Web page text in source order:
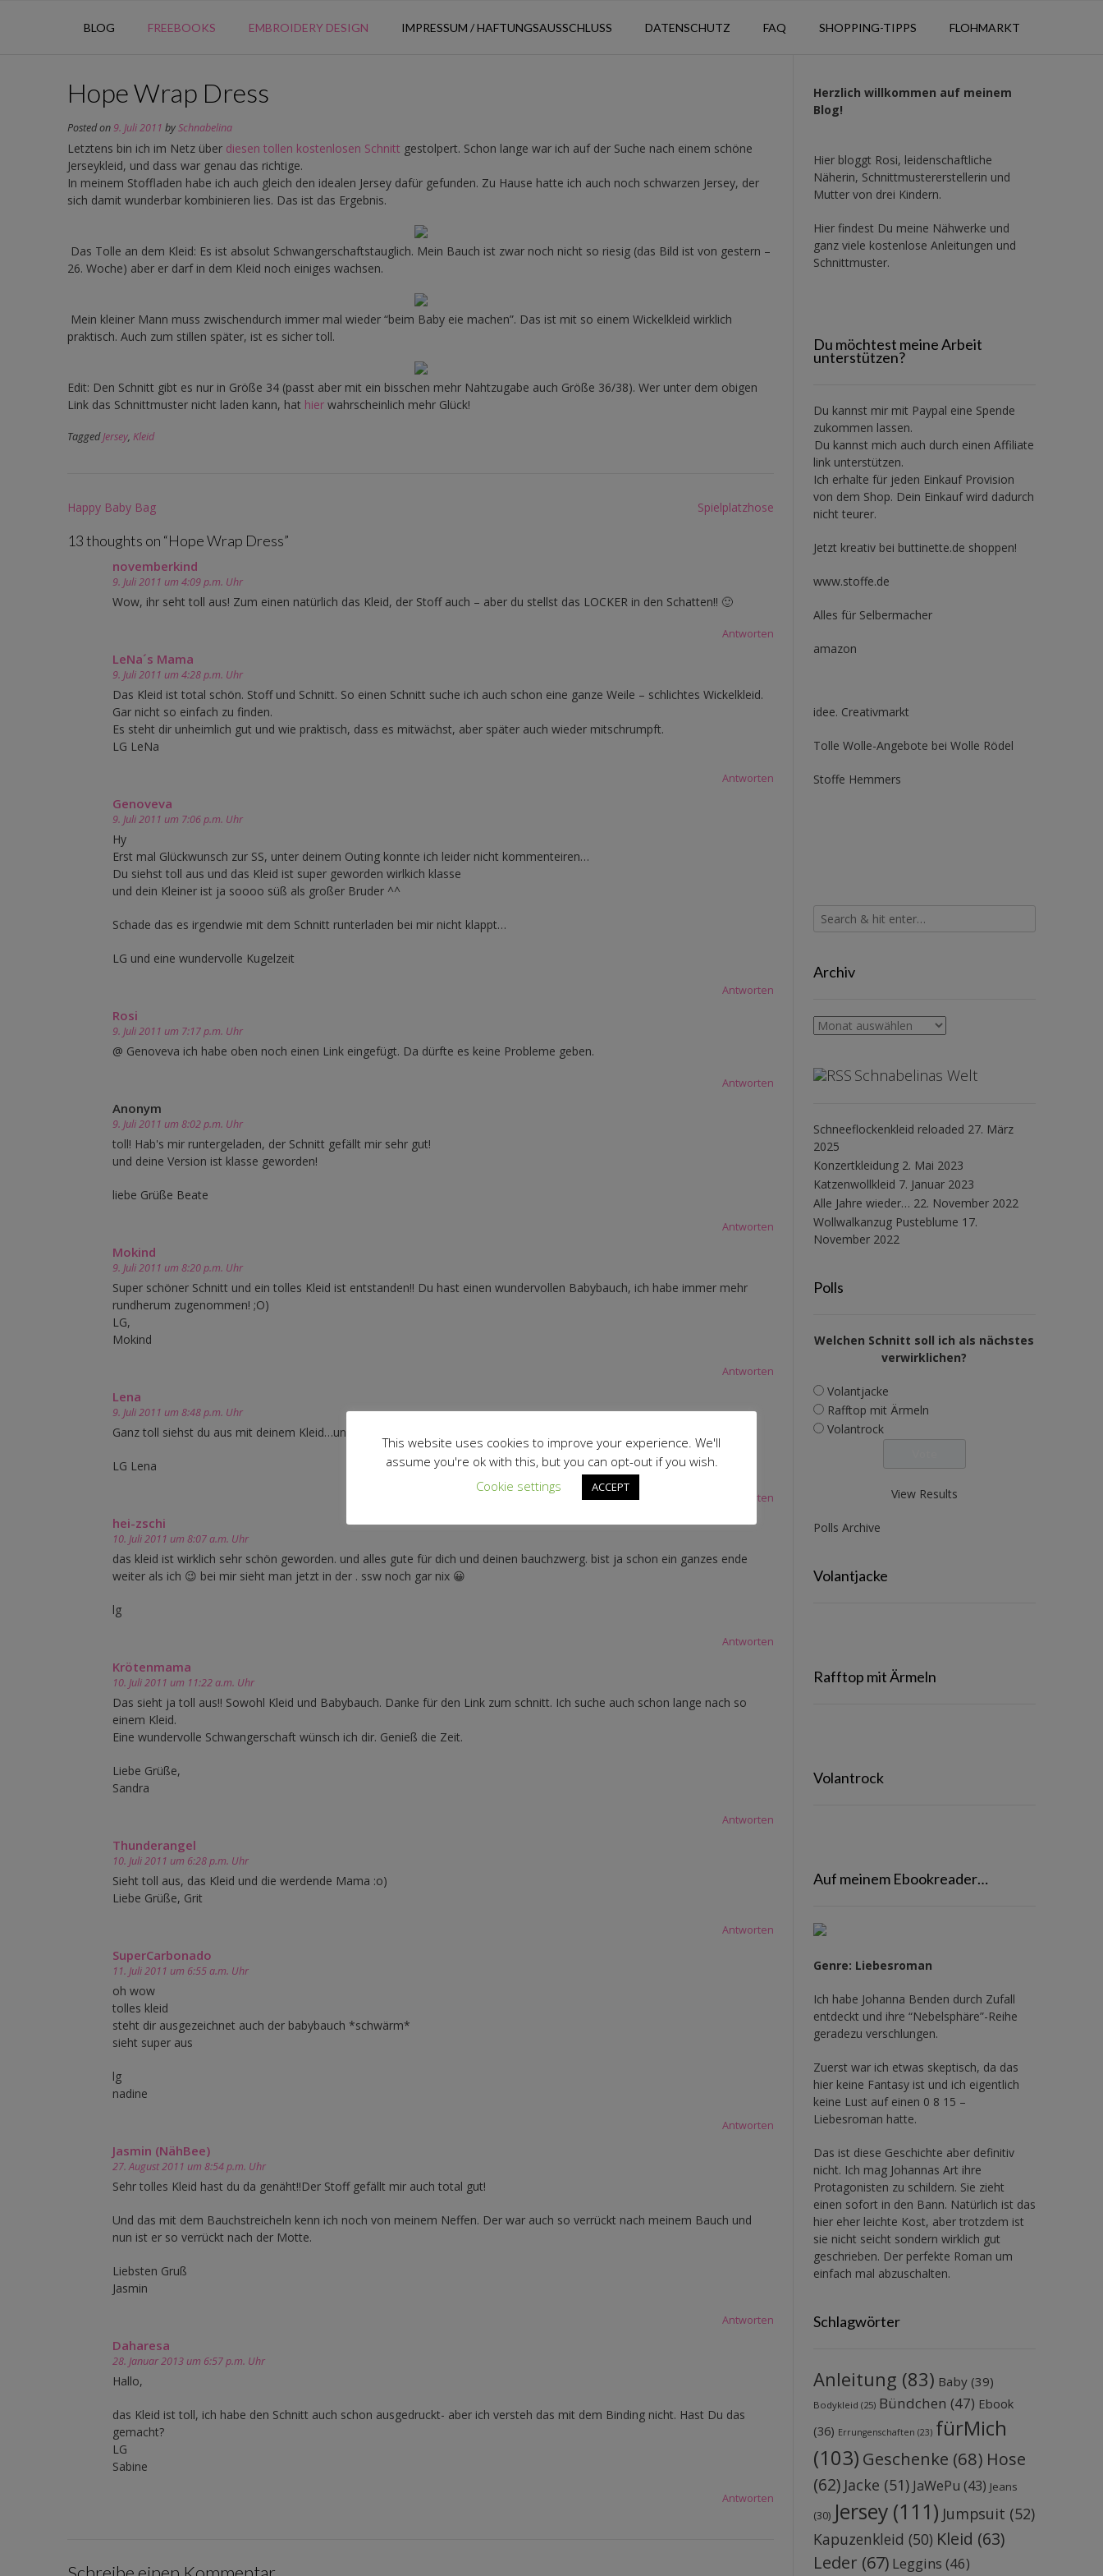
BLOG FREEBOOKS EMBROIDERY DESIGN IMPRESSUM / HAFTUNGSAUSSCHLUSS DATENSCHUTZ FAQ SHOPPING-TIPPS FLOHMARKT
Hope Wrap Dress
Posted on9. Juli 2011 bySchnabelina
Letztens bin ich im Netz über diesen tollen kostenlosen Schnitt gestolpert. Schon lange war ich auf der Suche nach einem schöne
Jerseykleid, und dass war genau das richtige.
In meinem Stoffladen habe ich auch gleich den idealen Jersey dafür gefunden. Zu Hause hatte ich auch noch schwarzen Jersey, der
sich damit wunderbar kombinieren lies. Das ist das Ergebnis.
Das Tolle an dem Kleid: Es ist absolut Schwangerschaftstauglich. Mein Bauch ist zwar noch nicht so riesig (das Bild ist von gestern –
26. Woche) aber er darf in dem Kleid noch einiges wachsen.
Mein kleiner Mann muss zwischendurch immer mal wieder “beim Baby eie machen”. Das ist mit so einem Wickelkleid wirklich
praktisch. Auch zum stillen später, ist es sicher toll.
Edit: Den Schnitt gibt es nur in Größe 34 (passt aber mit ein bisschen mehr Nahtzugabe auch Größe 36/38). Wer unter dem obigen
Link das Schnittmuster nicht laden kann, hat hier wahrscheinlich mehr Glück!
TaggedJersey, Kleid
Post
Happy Baby Bag Spielplatzhose
13 thoughts on “Hope Wrap Dress”
novemberkind
9. Juli 2011 um 4:09 p.m. Uhr
Wow, ihr seht toll aus! Zum einen natürlich das Kleid, der Stoff auch – aber du stellst das LOCKER in den Schatten!! 🙂
Antworten
LeNa´s Mama
9. Juli 2011 um 4:28 p.m. Uhr
Das Kleid ist total schön. Stoff und Schnitt. So einen Schnitt suche ich auch schon eine ganze Weile – schlichtes Wickelkleid.
Gar nicht so einfach zu finden.
Es steht dir unheimlich gut und wie praktisch, dass es mitwächst, aber später auch wieder mitschrumpft.
LG LeNa
Antworten
Genoveva
9. Juli 2011 um 7:06 p.m. Uhr
Hy
Erst mal Glückwunsch zur SS, unter deinem Outing konnte ich leider nicht kommenteiren…
Du siehst toll aus und das Kleid ist super geworden wirlkich klasse
und dein Kleiner ist ja soooo süß als großer Bruder ^^
Schade das es irgendwie mit dem Schnitt runterladen bei mir nicht klappt…
LG und eine wundervolle Kugelzeit
Antworten
Rosi
9. Juli 2011 um 7:17 p.m. Uhr
@ Genoveva ich habe oben noch einen Link eingefügt. Da dürfte es keine Probleme geben.
Antworten
Anonym
9. Juli 2011 um 8:02 p.m. Uhr
toll! Hab's mir runtergeladen, der Schnitt gefällt mir sehr gut!
und deine Version ist klasse geworden!
liebe Grüße Beate
Antworten
Mokind
9. Juli 2011 um 8:20 p.m. Uhr
Super schöner Schnitt und ein tolles Kleid ist entstanden!! Du hast einen wundervollen Babybauch, ich habe immer mehr
rundherum zugenommen! ;O)
LG,
Mokind
Antworten
Lena
9. Juli 2011 um 8:48 p.m. Uhr
Ganz toll siehst du aus mit deinem Kleid…und dem süßen Babybäuchlein 🙂
LG Lena
Antworten
hei-zschi
10. Juli 2011 um 8:07 a.m. Uhr
das kleid ist wirklich sehr schön geworden. und alles gute für dich und deinen bauchzwerg. bist ja schon ein ganzes ende
weiter als ich 😉 bei mir sieht man jetzt in der . ssw noch gar nix 😀
lg
Antworten
Krötenmama
10. Juli 2011 um 11:22 a.m. Uhr
Das sieht ja toll aus!! Sowohl Kleid und Babybauch. Danke für den Link zum schnitt. Ich suche auch schon lange nach so
einem Kleid.
Eine wundervolle Schwangerschaft wünsch ich dir. Genieß die Zeit.
Liebe Grüße,
Sandra
Antworten
Thunderangel
10. Juli 2011 um 6:28 p.m. Uhr
Sieht toll aus, das Kleid und die werdende Mama :o)
Liebe Grüße, Grit
Antworten
SuperCarbonado
11. Juli 2011 um 6:55 a.m. Uhr
oh wow
tolles kleid
steht dir ausgezeichnet auch der babybauch *schwärm*
sieht super aus
lg
nadine
Antworten
Jasmin (NähBee)
27. August 2011 um 8:54 p.m. Uhr
Sehr tolles Kleid hast du da genäht!!Der Stoff gefällt mir auch total gut!
Und das mit dem Bauchstreicheln kenn ich noch von meinem Neffen. Der war auch so verrückt nach meinem Bauch und
nun ist er so verrückt nach der Motte.
Liebsten Gruß
Jasmin
Antworten
Daharesa
28. Januar 2013 um 6:57 p.m. Uhr
Hallo,
das Kleid ist toll, ich habe den Schnitt auch schon ausgedruckt- aber ich versteh das mit dem Binding nicht. Hast Du das
gemacht?
LG
Sabine
Antworten
Herzlich willkommen auf meinem
Blog!
Hier bloggt Rosi, leidenschaftliche
Näherin, Schnittmustererstellerin und
Mutter von drei Kindern.
Hier findest Du meine Nähwerke und
ganz viele kostenlose Anleitungen und
Schnittmuster.
Du möchtest meine Arbeit
unterstützen?
Du kannst mir mit Paypal eine Spende
zukommen lassen.
Du kannst mich auch durch einen Affiliate
link unterstützen.
Ich erhalte für jeden Einkauf Provision
von dem Shop. Dein Einkauf wird dadurch
nicht teurer.
Jetzt kreativ bei buttinette.de shoppen!
www.stoffe.de
Alles für Selbermacher
amazon
idee. Creativmarkt
Tolle Wolle-Angebote bei Wolle Rödel
Stoffe Hemmers
Archiv
Archiv
Schnabelinas Welt
Schneeflockenkleid reloaded 27. März
2025
Konzertkleidung 2. Mai 2023
Katzenwollkleid 7. Januar 2023
Alle Jahre wieder… 22. November 2022
Wollwalkanzug Pusteblume 17.
November 2022
Polls
Welchen Schnitt soll ich als nächstes
verwirklichen?
Volantjacke
Rafftop mit Ärmeln
Volantrock
View Results
Polls Archive
Volantjacke
Rafftop mit Ärmeln
Volantrock
Auf meinem Ebookreader…
Genre: Liebesroman
Ich habe Johanna Benden durch Zufall
entdeckt und ihre “Nebelsphäre”-Reihe
geradezu verschlungen.
Zuerst war ich etwas skeptisch, da das
hier keine Fantasy ist und ich eigentlich
keine Lust auf einen 0 8 15 –
Liebesroman hatte.
Das ist diese Geschichte aber definitiv
nicht. Ich mag Johannas Art ihre
Protagonisten zu schildern. Sie zieht
einen sofort in den Bann. Natürlich ist das
hier eher leichte Kost, aber trotzdem ist
sie nicht seicht sondern wirklich gut
geschrieben. Der perfekte Roman um
einfach mal abzuschalten.
Schlagwörter
Anleitung (83) Baby(39)
Bodykleid (25) Bündchen (47) Ebook
(36) Errungenschaften (23) fürMich
(103) Geschenke (68) Hose
(62) Jacke (51) JaWePu (43) Jeans
(30) Jersey(111) Jumpsuit (52)
Kapuzenkleid (50) Kleid (63)
Leder (67) Leggins (46)
This website uses cookies to improve your experience. We'll
assume you're ok with this, but you can opt-out if you wish.
Cookie settings
ACCEPT